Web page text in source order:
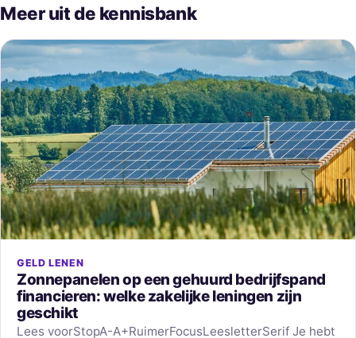
Meer uit de kennisbank
GELD LENEN
Zonnepanelen op een gehuurd bedrijfspand
financieren: welke zakelijke leningen zijn
geschikt
Lees voorStopA-A+RuimerFocusLeesletterSerif Je hebt